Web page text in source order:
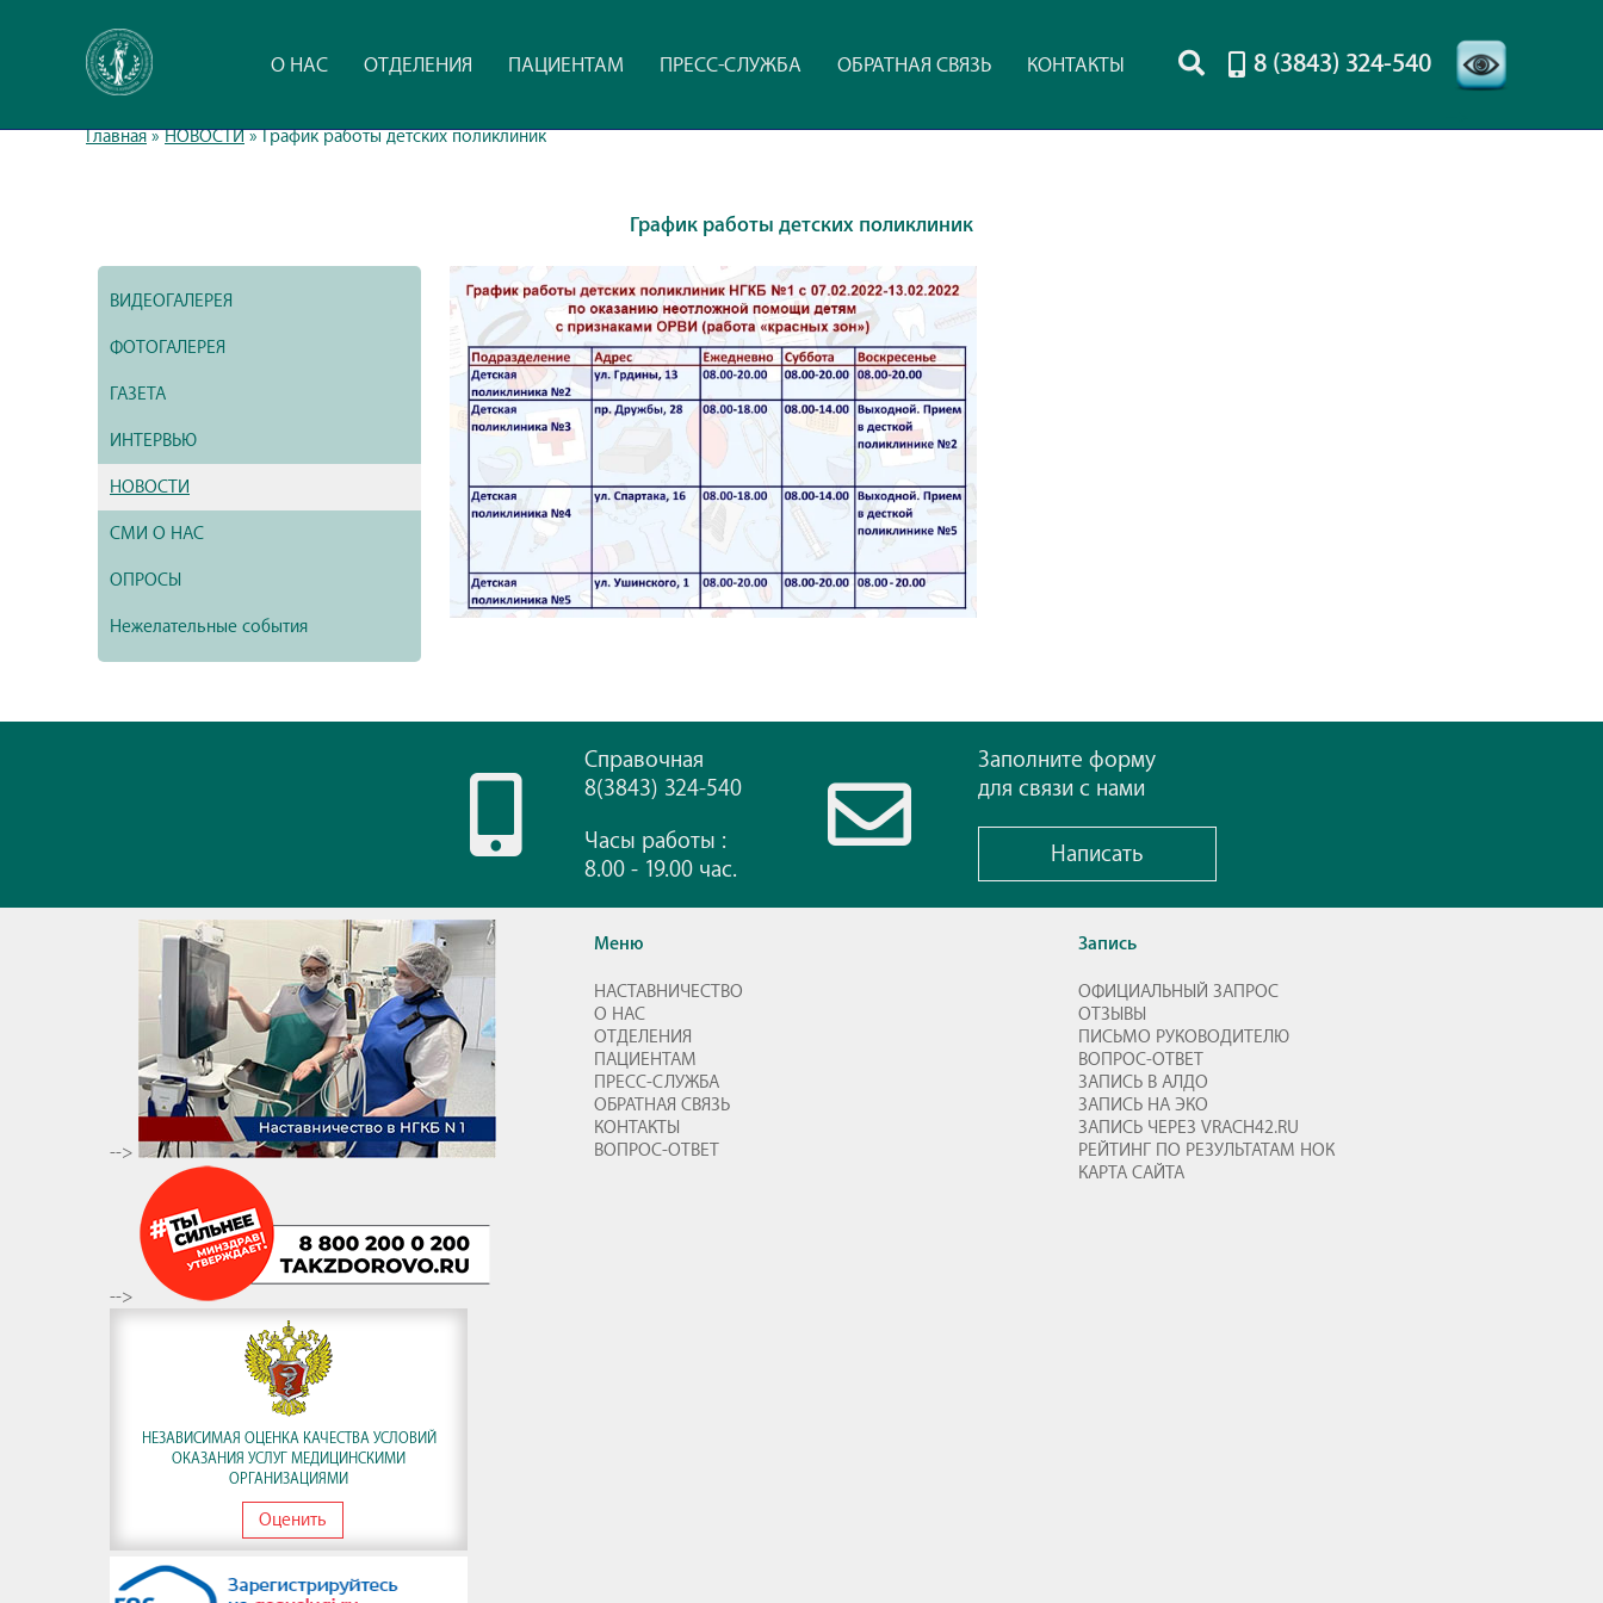
О НАС ОТДЕЛЕНИЯ ПАЦИЕНТАМ ПРЕСС-СЛУЖБА ОБРАТНАЯ СВЯЗЬ КОНТАКТЫ 8 (3843) 324-540
Главная»НОВОСТИ»График работы детских поликлиник
График работы детских поликлиник
ВИДЕОГАЛЕРЕЯ
ФОТОГАЛЕРЕЯ
ГАЗЕТА
ИНТЕРВЬЮ
НОВОСТИ
СМИ О НАС
ОПРОСЫ
Нежелательные события
Справочная
8(3843) 324-540
Часы работы :
8.00 - 19.00 час.
Заполните форму
для связи с нами
Написать
-->
-->
НЕЗАВИСИМАЯ ОЦЕНКА КАЧЕСТВА УСЛОВИЙ
ОКАЗАНИЯ УСЛУГ МЕДИЦИНСКИМИ
ОРГАНИЗАЦИЯМИ
Оценить
Меню
НАСТАВНИЧЕСТВО
О НАС
ОТДЕЛЕНИЯ
ПАЦИЕНТАМ
ПРЕСС-СЛУЖБА
ОБРАТНАЯ СВЯЗЬ
КОНТАКТЫ
ВОПРОС-ОТВЕТ
Запись
ОФИЦИАЛЬНЫЙ ЗАПРОС
ОТЗЫВЫ
ПИСЬМО РУКОВОДИТЕЛЮ
ВОПРОС-ОТВЕТ
ЗАПИСЬ В АЛДО
ЗАПИСЬ НА ЭКО
ЗАПИСЬ ЧЕРЕЗ VRACH42.RU
РЕЙТИНГ ПО РЕЗУЛЬТАТАМ НОК
КАРТА САЙТА